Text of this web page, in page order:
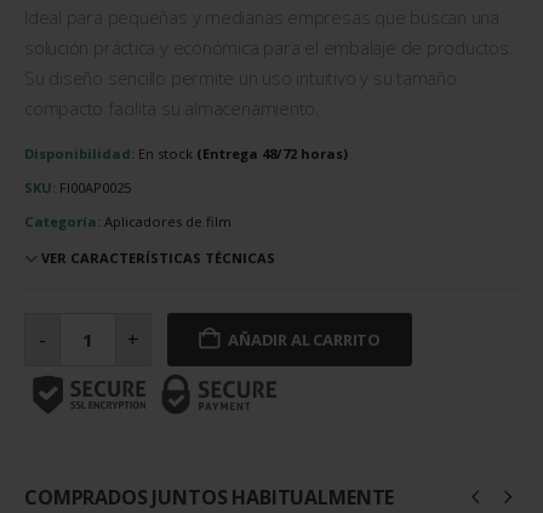
Ideal para pequeñas y medianas empresas que buscan una
solución práctica y económica para el embalaje de productos.
Su diseño sencillo permite un uso intuitivo y su tamaño
compacto facilita su almacenamiento.
Disponibilidad: En stock
SKU: FI00AP0025
Categoría: Aplicadores de film
VER CARACTERÍSTICAS TÉCNICAS
- para
mandril
50
mm
+ AÑADIR AL CARRITO
COMPRADOS JUNTOS HABITUALMENTE